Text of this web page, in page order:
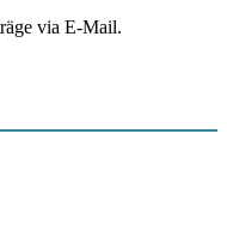
via E-Mail.